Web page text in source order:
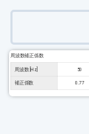
周波数補正係数
周波数 [Hz] 50
補正係数 0.77